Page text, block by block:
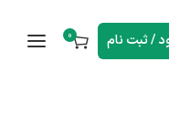
/ ثبت نام 0